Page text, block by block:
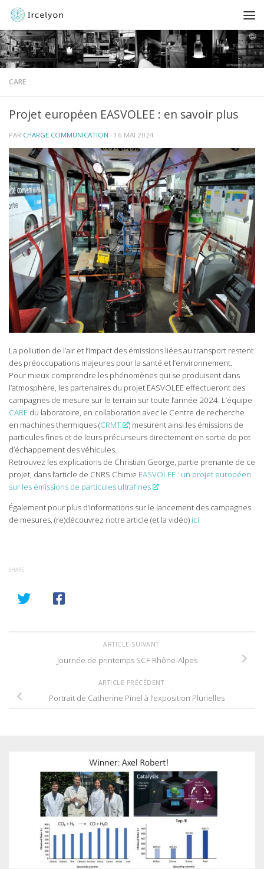
CARE
Projet européen EASVOLEE : en savoir plus
PAR CHARGE.COMMUNICATION · 16 MAI 2024
La pollution de l’air et l’impact des émissions liées au transport restent
des préoccupations majeures pour la santé et l’environnement.
Pour mieux comprendre les phénomènes qui se produisent dans
l’atmosphère, les partenaires du projet EASVOLEE effectueront des
campagnes de mesure sur le terrain sur toute l’année 2024. L’équipe
CARE du laboratoire, en collaboration avec le Centre de recherche
en machines thermiques (CRMT
) mesurent ainsi les émissions de
particules fines et de leurs précurseurs directement en sortie de pot
d’échappement des véhicules.
Retrouvez les explications de Christian George, partie prenante de ce
projet, dans l’article de CNRS Chimie EASVOLEE : un projet européen
sur les émissions de particules ultrafines
Également pour plus d’informations sur le lancement des campagnes
de mesures, (re)découvrez notre article (et la vidéo) ici
SHARE
ARTICLE SUIVANT
Journée de printemps SCF Rhône-Alpes
ARTICLE PRÉCÉDENT
Portrait de Catherine Pinel à l’exposition Plurielles